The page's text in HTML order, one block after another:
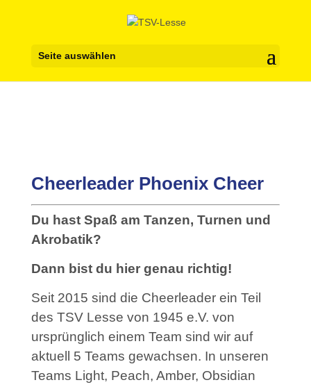
Seite auswählen
Cheerleader Phoenix Cheer
Du hast Spaß am Tanzen, Turnen und
Akrobatik?
Dann bist du hier genau richtig!
Seit 2015 sind die Cheerleader ein Teil
des TSV Lesse von 1945 e.V. von
ursprünglich einem Team sind wir auf
aktuell 5 Teams gewachsen. In unseren
Teams Light, Peach, Amber, Obsidian